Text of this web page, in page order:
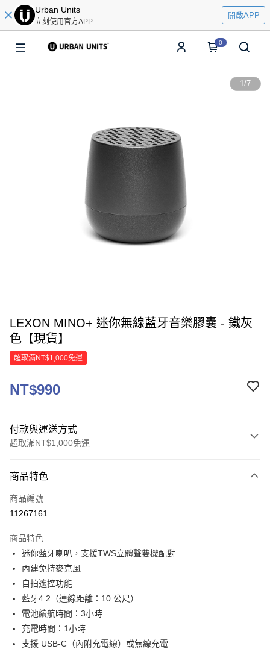
Urban Units
立刻使用官方APP
開啟APP
0
1/7
LEXON MINO+ 迷你無線藍牙音樂膠囊 - 鐵灰
色【現貨】
超取滿NT$1,000免運
NT$990
付款與運送方式
超取滿NT$1,000免運
信用卡一次付款
信用卡分期付款
合作金庫商業銀行
華南商業銀行
彰化商業銀行
上海商業儲蓄銀行
國泰世華商業銀行
臺灣中小企業銀行
匯豐（台灣）商業銀行
聯邦商業銀行
元大商業銀行
玉山商業銀行
星展（台灣）商業銀行
6 期 0 利率 每期
華南商業銀行
上海商業儲蓄銀行
國泰世華商業銀行
臺灣中小企業銀行
匯豐（台灣）商業銀行
聯邦商業銀行
遠東國際商業銀行
元大商業銀行
永豐商業銀行
LINE Pay
Apple Pay
ATM付款
運送方式
商品特色
商品編號
11267161
商品特色
迷你藍牙喇叭，支援TWS立體聲雙機配對
內建免持麥克風
自拍遙控功能
藍牙4.2（連線距離：10 公尺）
電池續航時間：3小時
充電時間：1小時
支援 USB-C（內附充電線）或無線充電